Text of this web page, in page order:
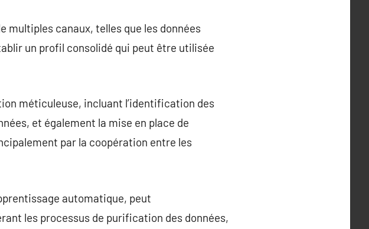
multiples canaux, telles que les données
un profil consolidé qui peut être utilisée
méticuleuse, incluant l’identification des
et également la mise en place de
par la coopération entre les
automatique, peut
les processus de purification des données,